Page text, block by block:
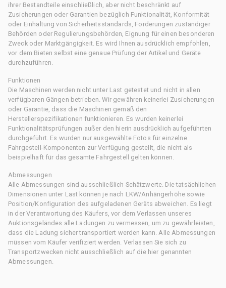
ihrer Bestandteile einschließlich, aber nicht beschränkt auf
Zusicherungen oder Garantien bezüglich Funktionalität, Konformität
oder Einhaltung von Sicherheitsstandards, Forderungen zuständiger
Behörden oder Regulierungsbehörden, Eignung für einen besonderen
Zweck oder Marktgängigkeit. Es wird Ihnen ausdrücklich empfohlen,
vor dem Bieten selbst eine genaue Prüfung der Artikel und Geräte
durchzuführen.
Funktionen
Die Maschinen werden nicht unter Last getestet und nicht in allen
verfügbaren Gängen betrieben. Wir gewähren keinerlei Zusicherungen
oder Garantie, dass die Maschinen gemäß den
Herstellerspezifikationen funktionieren. Es wurden keinerlei
Funktionalitätsprüfungen außer den hierin ausdrücklich aufgeführten
durchgeführt. Es wurden nur ausgewählte Fotos für einzelne
Fahrgestell-Komponenten zur Verfügung gestellt, die nicht als
beispielhaft für das gesamte Fahrgestell gelten können.
Abmessungen
Alle Abmessungen sind ausschließlich Schätzwerte. Die tatsächlichen
Dimensionen unter Last können je nach LKW/Anhängerhöhe sowie
Position/Konfiguration des aufgeladenen Geräts abweichen. Es liegt
in der Verantwortung des Käufers, vor dem Verlassen unseres
Auktionsgeländes alle Ladungen zu vermessen, um zu gewährleisten,
dass die Ladung sicher transportiert werden kann. Alle Abmessungen
müssen vom Käufer verifiziert werden. Verlassen Sie sich zu
Transportzwecken nicht ausschließlich auf die hier genannten
Abmessungen.